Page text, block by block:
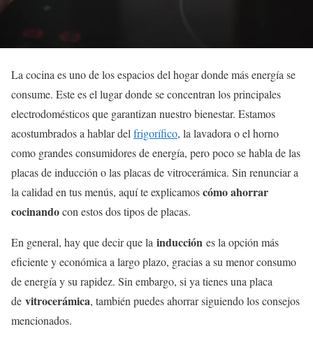
La cocina es uno de los espacios del hogar donde más energía se
consume. Este es el lugar donde se concentran los principales
electrodomésticos que garantizan nuestro bienestar. Estamos
acostumbrados a hablar del frigorífico, la lavadora o el horno
como grandes consumidores de energía, pero poco se habla de las
placas de inducción o las placas de vitrocerámica. Sin renunciar a
la calidad en tus menús, aquí te explicamoscómo ahorrar
cocinandocon estos dos tipos de placas.
En general, hay que decir que la inducción es la opción más
eficiente y económica a largo plazo, gracias a su menor consumo
de energía y su rapidez. Sin embargo, si ya tienes una placa
de vitrocerámica, también puedes ahorrar siguiendo los consejos
mencionados.